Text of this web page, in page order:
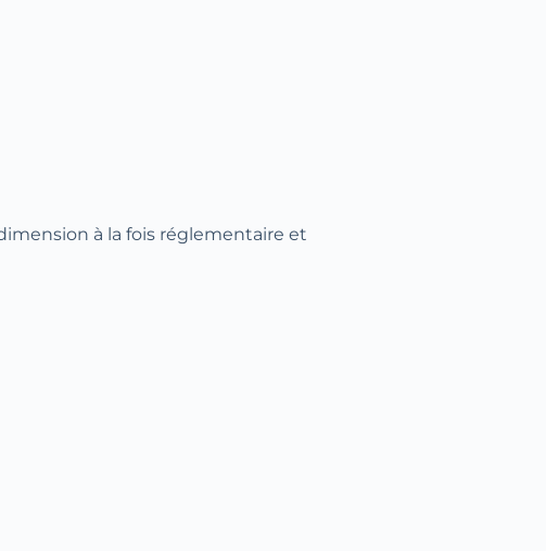
à la fois réglementaire et